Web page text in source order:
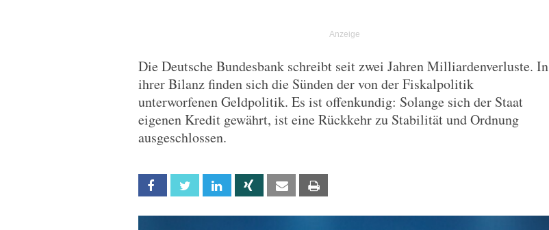
Die Deutsche Bundesbank schreibt seit zwei Jahren Milliardenverluste. In
ihrer Bilanz finden sich die Sünden der von der Fiskalpolitik
unterworfenen Geldpolitik. Es ist offenkundig: Solange sich der Staat
eigenen Kredit gewährt, ist eine Rückkehr zu Stabilität und Ordnung
ausgeschlossen.
Facebook Twitter Linkedin Xing Email